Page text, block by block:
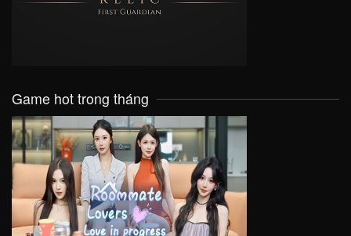
Game hot trong tháng
VIEW